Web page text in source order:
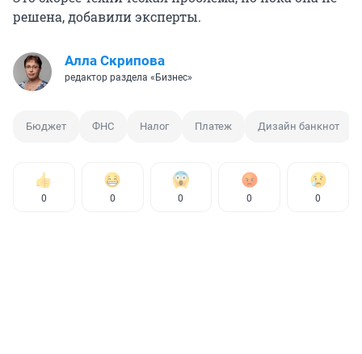
решена, добавили эксперты.
Алла Скрипова
редактор раздела «Бизнес»
Бюджет ФНС Налог Платеж Дизайн банкнот
0 0 0 0 0